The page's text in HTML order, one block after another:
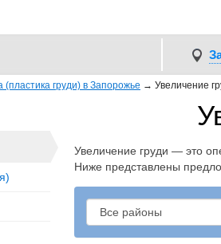
груди) в Запорожье → Увеличение
Увеличение груди — это
Ниже представлены